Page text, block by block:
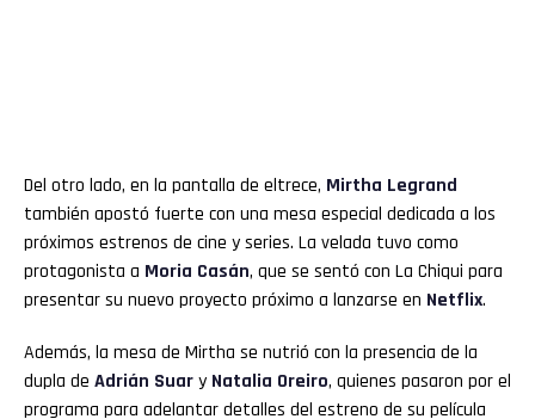
Del otro lado, en la pantalla de eltrece, Mirtha Legrand
también apostó fuerte con una mesa especial dedicada a los
próximos estrenos de cine y series. La velada tuvo como
protagonista a Moria Casán, que se sentó con La Chiqui para
presentar su nuevo proyecto próximo a lanzarse en Netflix.
Además, la mesa de Mirtha se nutrió con la presencia de la
dupla de Adrián Suary Natalia Oreiro, quienes pasaron por el
programa para adelantar detalles del estreno de su película